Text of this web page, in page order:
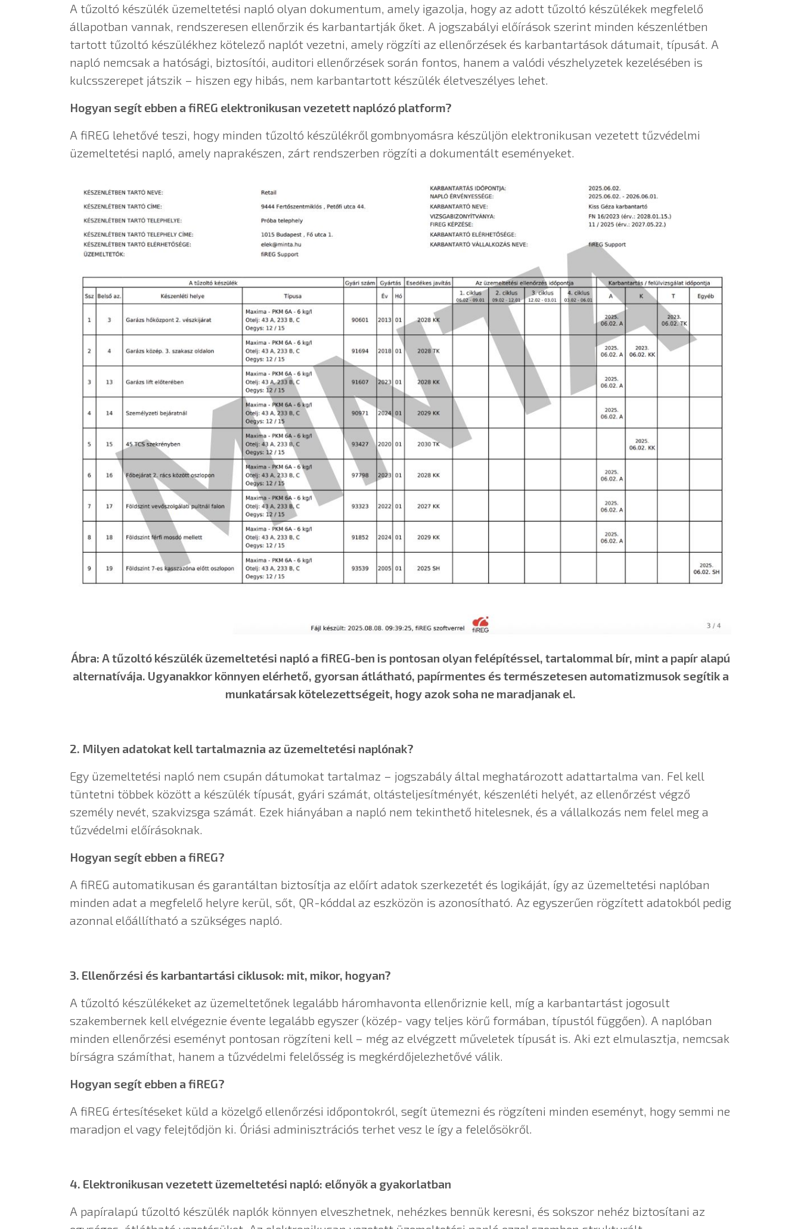
A tűzoltó készülék üzemeltetési napló olyan dokumentum, amely igazolja, hogy az adott tűzoltó készülékek megfelelő
állapotban vannak, rendszeresen ellenőrzik és karbantartják őket. A jogszabályi előírások szerint minden készenlétben
tartott tűzoltó készülékhez kötelező naplót vezetni, amely rögzíti az ellenőrzések és karbantartások dátumait, típusát. A
napló nemcsak a hatósági, biztosítói, auditori ellenőrzések során fontos, hanem a valódi vészhelyzetek kezelésében is
kulcsszerepet játszik – hiszen egy hibás, nem karbantartott készülék életveszélyes lehet.
Hogyan segít ebben a fiREG elektronikusan vezetett naplózó platform?
A fiREG lehetővé teszi, hogy minden tűzoltó készülékről gombnyomásra készüljön elektronikusan vezetett tűzvédelmi
üzemeltetési napló, amely naprakészen, zárt rendszerben rögzíti a dokumentált eseményeket.
Ábra: A tűzoltó készülék üzemeltetési napló a fiREG-ben is pontosan olyan felépítéssel, tartalommal bír, mint a papír alapú
alternatívája. Ugyanakkor könnyen elérhető, gyorsan átlátható, papírmentes és természetesen automatizmusok segítik a
munkatársak kötelezettségeit, hogy azok soha ne maradjanak el.
2. Milyen adatokat kell tartalmaznia az üzemeltetési naplónak?
Egy üzemeltetési napló nem csupán dátumokat tartalmaz – jogszabály által meghatározott adattartalma van. Fel kell
tüntetni többek között a készülék típusát, gyári számát, oltásteljesítményét, készenléti helyét, az ellenőrzést végző
személy nevét, szakvizsga számát. Ezek hiányában a napló nem tekinthető hitelesnek, és a vállalkozás nem felel meg a
tűzvédelmi előírásoknak.
Hogyan segít ebben a fiREG?
A fiREG automatikusan és garantáltan biztosítja az előírt adatok szerkezetét és logikáját, így az üzemeltetési naplóban
minden adat a megfelelő helyre kerül, sőt, QR-kóddal az eszközön is azonosítható. Az egyszerűen rögzített adatokból pedig
azonnal előállítható a szükséges napló.
3. Ellenőrzési és karbantartási ciklusok: mit, mikor, hogyan?
A tűzoltó készülékeket az üzemeltetőnek legalább háromhavonta ellenőriznie kell, míg a karbantartást jogosult
szakembernek kell elvégeznie évente legalább egyszer (közép- vagy teljes körű formában, típustól függően). A naplóban
minden ellenőrzési eseményt pontosan rögzíteni kell – még az elvégzett műveletek típusát is. Aki ezt elmulasztja, nemcsak
bírságra számíthat, hanem a tűzvédelmi felelősség is megkérdőjelezhetővé válik.
Hogyan segít ebben a fiREG?
A fiREG értesítéseket küld a közelgő ellenőrzési időpontokról, segít ütemezni és rögzíteni minden eseményt, hogy semmi ne
maradjon el vagy felejtődjön ki. Óriási adminisztrációs terhet vesz le így a felelősökről.
4. Elektronikusan vezetett üzemeltetési napló: előnyök a gyakorlatban
A papíralapú tűzoltó készülék naplók könnyen elveszhetnek, nehézkes bennük keresni, és sokszor nehéz biztosítani az